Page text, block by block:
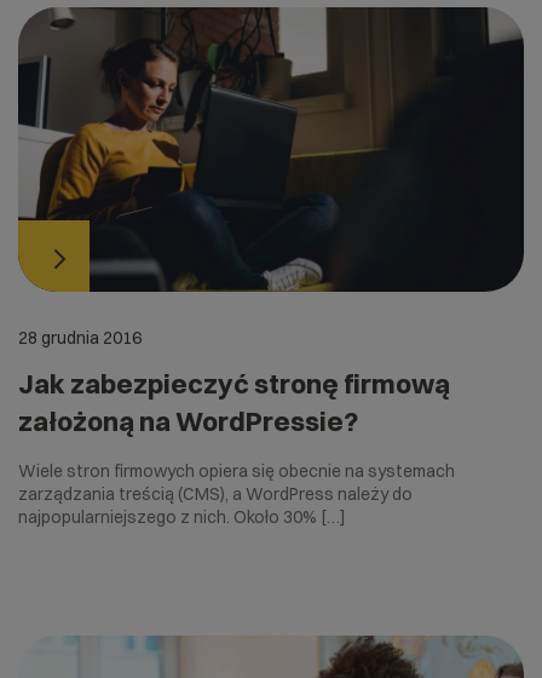
28 grudnia 2016
Jak zabezpieczyć stronę firmową
założoną na WordPressie?
Wiele stron firmowych opiera się obecnie na systemach
zarządzania treścią (CMS), a WordPress należy do
najpopularniejszego z nich. Około 30% […]